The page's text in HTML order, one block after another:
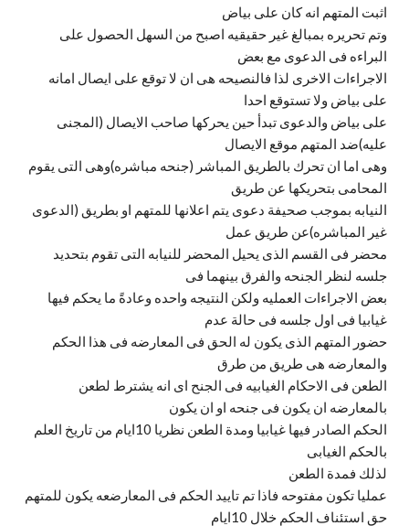
اثبت المتهم انه كان على بياض
وتم تحريره بمبالغ غير حقيقيه اصبح من السهل الحصول على
البراءه فى الدعوى مع بعض
الاجراءات الاخرى لذا فالنصيحه هى ان لا توقع على ايصال امانه
على بياض ولا تستوقع احدا
على بياض والدعوى تبدأ حين يحركها صاحب الايصال (المجنى
عليه)ضد المتهم موقع الايصال
وهى اما ان تحرك بالطريق المباشر (جنحه مباشره)وهى التى يقوم
المحامى بتحريكها عن طريق
النيابه بموجب صحيفة دعوى يتم اعلانها للمتهم او بطريق (الدعوى
غير المباشره)عن طريق عمل
محضر فى القسم الذى يحيل المحضر للنيابه التى تقوم بتحديد
جلسه لنظر الجنحه والفرق بينهما فى
بعض الاجراءات العمليه ولكن النتيجه واحده وعادةً ما يحكم فيها
غيابيا فى اول جلسه فى حالة عدم
حضور المتهم الذى يكون له الحق فى المعارضه فى هذا الحكم
والمعارضه هى طريق من طرق
الطعن فى الاحكام الغيابيه فى الجنح اى انه يشترط لطعن
بالمعارضه ان يكون فى جنحه او ان يكون
الحكم الصادر فيها غيابيا ومدة الطعن نظريا 10ايام من تاريخ العلم
بالحكم الغيابى
لذلك فمدة الطعن
عمليا تكون مفتوحه فاذا تم تاييد الحكم فى المعارضعه يكون للمتهم
حق استئناف الحكم خلال 10ايام